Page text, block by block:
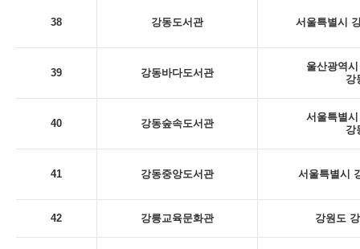
38 강동도서관 서울특별시
39 강동바다도서관
울산광역
강
40 강동숲속도서관
서울특별
강
41 강동중앙도서관 서울특별시
42 강릉교육문화관 강원도